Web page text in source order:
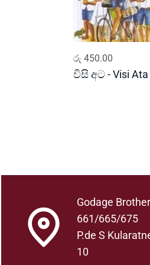
රු 450.00
විසි අට - Visi Ata
Godage
661/665/675
P.de S
10